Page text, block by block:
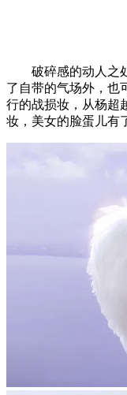
破碎感的动人之处
了自带的气场外，也
行的战损妆，从杨超
妆，美女的脸蛋儿有